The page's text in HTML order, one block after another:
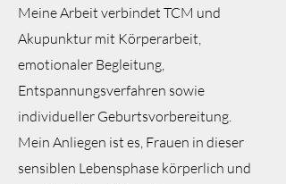
Meine Arbeit verbindet TCM und
Akupunktur mit Körperarbeit,
emotionaler Begleitung,
Entspannungsverfahren sowie
individueller Geburtsvorbereitung.
Mein Anliegen ist es, Frauen in dieser
sensiblen Lebensphase körperlich und